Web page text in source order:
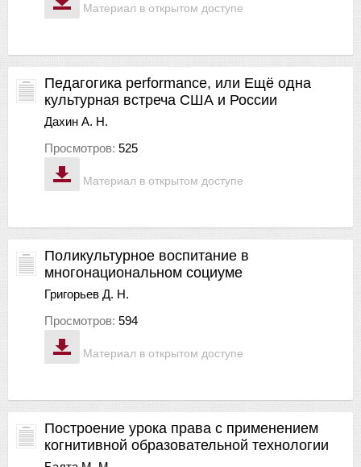
Материал в открытом доступе
Материал в открытом доступе
Педагогика performance, или Ещё одна
культурная встреча США и России
Дахин А. Н.
Просмотров: 525
Материал в открытом доступе
Поликультурное воспитание в
многонациональном социуме
Григорьев Д. Н.
Просмотров: 594
Построение урока права с применением
когнитивной образовательной технологии